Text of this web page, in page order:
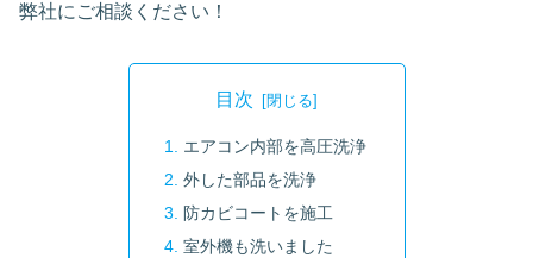
弊社にご相談ください！
目次
エアコン内部を高圧洗浄
外した部品を洗浄
防カビコートを施工
室外機も洗いました